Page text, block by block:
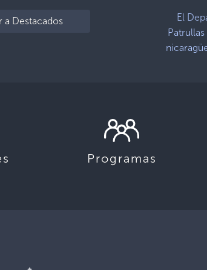
Ir a Destacados
El
Programas